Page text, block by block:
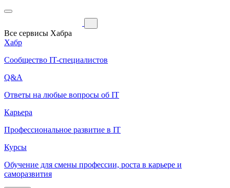
Все сервисы Хабра
Хабр
Сообщество IT-специалистов
Q&A
Ответы на любые вопросы об IT
Карьера
Профессиональное развитие в IT
Курсы
Обучение для смены профессии, роста в карьере и
саморазвития